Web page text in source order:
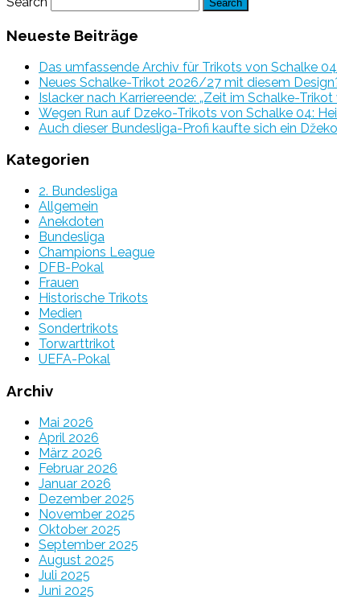
Neueste Beiträge
Das umfassende Archiv für Trikots von Schalke 04
Neues Schalke-Trikot 2026/27 mit diesem
Islacker nach Karriereende: „Zeit im Schalke-
Wegen Run auf Dzeko-Trikots von Schalke 04:
Auch dieser Bundesliga-Profi kaufte sich ein
Kategorien
2. Bundesliga
Allgemein
Anekdoten
Bundesliga
Champions League
DFB-Pokal
Frauen
Historische Trikots
Medien
Sondertrikots
Torwarttrikot
UEFA-Pokal
Archiv
Mai 2026
April 2026
März 2026
Februar 2026
Januar 2026
Dezember 2025
November 2025
Oktober 2025
September 2025
August 2025
Juli 2025
Juni 2025